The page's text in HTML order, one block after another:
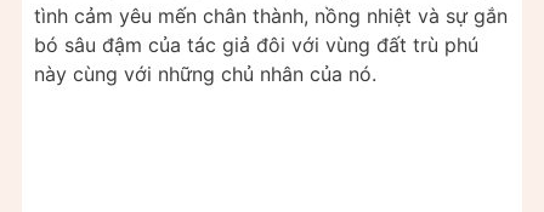
tình cảm yêu mến chân thành, nồng nhiệt và sự gắn
bó sâu đậm của tác giả đôi với vùng đất trù phú
này cùng với những chủ nhân của nó.